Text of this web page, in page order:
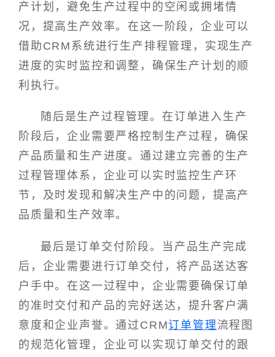
产计划，避免生产过程中的空闲或拥堵情
况，提高生产效率。在这一阶段，企业可以
借助CRM系统进行生产排程管理，实现生产
进度的实时监控和调整，确保生产计划的顺
利执行。
随后是生产过程管理。在订单进入生产
阶段后，企业需要严格控制生产过程，确保
产品质量和生产进度。通过建立完善的生产
过程管理体系，企业可以实时监控生产环
节，及时发现和解决生产中的问题，提高产
品质量和生产效率。
最后是订单交付阶段。当产品生产完成
后，企业需要进行订单交付，将产品送达客
户手中。在这一过程中，企业需要确保订单
的准时交付和产品的完好送达，提升客户满
意度和企业声誉。通过CRM订单管理 流程图
的规范化管理，企业可以实现订单交付的跟